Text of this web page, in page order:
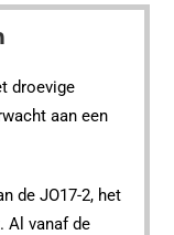
droevige
aan een
de JO17-2, het
Al vanaf de